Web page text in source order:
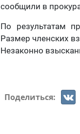
сообщили в
По результатам
Размер членских
Незаконно
Поделиться: